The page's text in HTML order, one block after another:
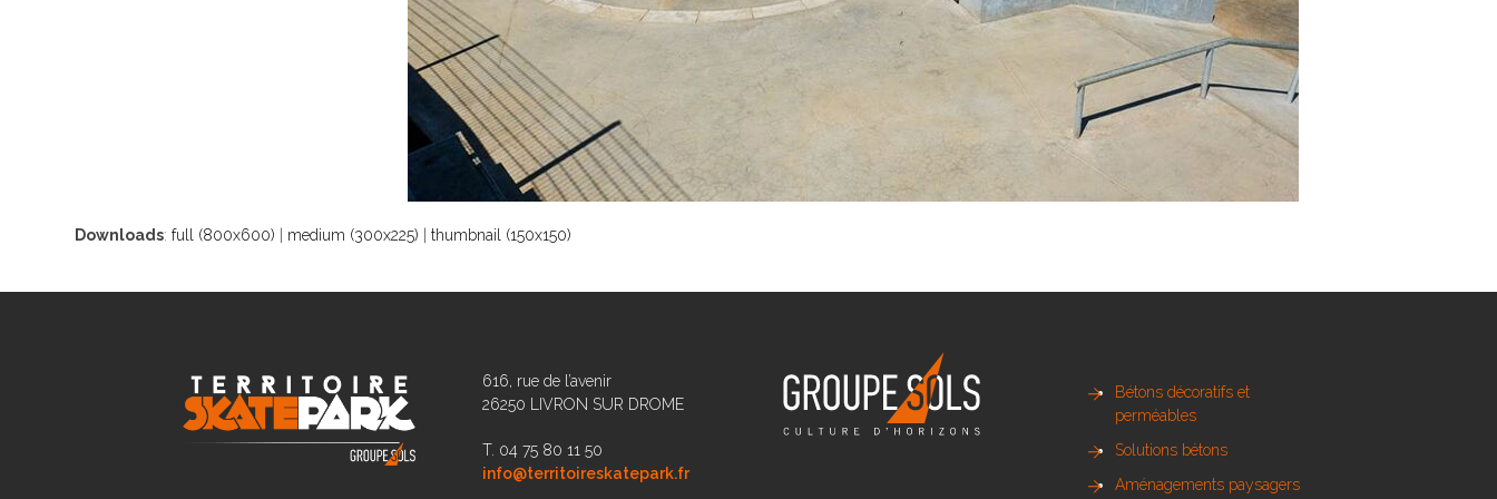
Downloads:full (800x600) medium (300x225) |thumbnail (150x150)
616, rue de l’avenir
26250 LIVRON SUR DROME
T. 04 75 80 11 50
info@territoireskatepark.fr
Bétons décoratifs et
perméables
Solutions bétons
Aménagements paysagers